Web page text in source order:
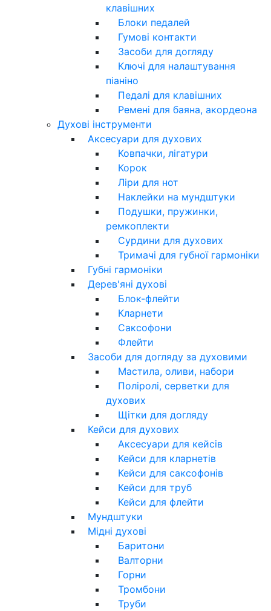
клавішних
Блоки педалей
Гумові контакти
Засоби для догляду
Ключі для налаштування
піаніно
Педалі для клавішних
Ремені для баяна, акордеона
Духові інструменти
Аксесуари для духових
Ковпачки, лігатури
Корок
Ліри для нот
Наклейки на мундштуки
Подушки, пружинки,
ремкоплекти
Сурдини для духових
Тримачі для губної гармоніки
Губні гармоніки
Дерев'яні духові
Блок-флейти
Кларнети
Саксофони
Флейти
Засоби для догляду за духовими
Мастила, оливи, набори
Поліролі, серветки для
духових
Щітки для догляду
Кейси для духових
Аксесуари для кейсів
Кейси для кларнетів
Кейси для саксофонів
Кейси для труб
Кейси для флейти
Мундштуки
Мідні духові
Баритони
Валторни
Горни
Тромбони
Труби